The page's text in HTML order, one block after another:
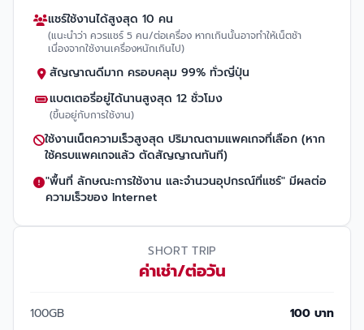
แชร์ใช้งานได้สูงสุด 10 คน
(แนะนำว่า ควรแชร์ 5 คน/ต่อเครื่อง หากเกินนั้นอาจทำให้เน็ตช้า
เนื่องจากใช้งานเครื่องหนักเกินไป)
สัญญาณดีมาก ครอบคลุม 99% ทั่วญี่ปุ่น
แบตเตอรี่อยู่ได้นานสูงสุด 12 ชั่วโมง
(ขึ้นอยู่กับการใช้งาน)
ใช้งานเน็ตความเร็วสูงสุด ปริมาณตามแพคเกจที่เลือก (หาก
ใช้ครบแพคเกจแล้ว ตัดสัญญาณทันที)
"พื้นที่ ลักษณะการใช้งาน และจำนวนอุปกรณ์ที่แชร์" มีผลต่อ
ความเร็วของ Internet
SHORT TRIP
ค่าเช่า/ต่อวัน
100GB
100 บาท